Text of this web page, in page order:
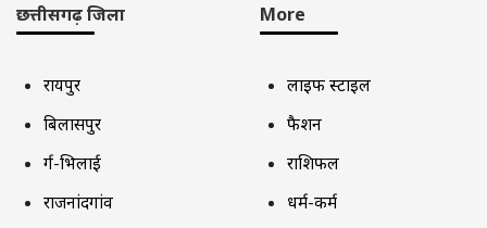
छत्तीसगढ़ जिला
रायपुर
बिलासपुर
दुर्ग-भिलाई
राजनांदगांव
More
लाइफ स्टाइल
फैशन
राशिफल
धर्म-कर्म